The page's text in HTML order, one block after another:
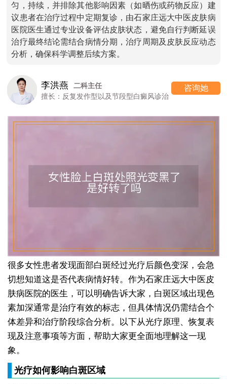
匀，持续，并排除其他影响因素（如晒伤或药物反应）建
议患者在治疗过程中定期复诊，由石家庄远大中医皮肤病
医院医生通过专业设备评估皮肤状态，避免自行判断延误
治疗最终结论需结合病情分期，治疗周期及皮肤反应动态
分析，确保科学调整后续方案。
李洪燕
二科主任
擅长：反复发作型以及节段型白癜风诊治
咨询她
很多女性患者发现面部白斑经过光疗后颜色变深，会急
切想知道这是否代表病情好转。作为石家庄远大中医皮
肤病医院的医生，可以明确告诉大家，白斑区域出现色
素加深通常是治疗有效的标志，但具体情况仍需结合个
体差异和治疗阶段综合分析。以下从光疗原理、恢复表
现及注意事项等方面，帮助大家更全面地理解这一现
象。
光疗如何影响白斑区域